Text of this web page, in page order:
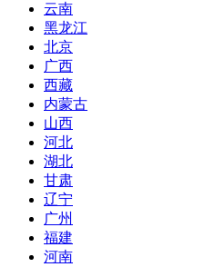
云南
黑龙江
北京
广西
西藏
内蒙古
山西
河北
湖北
甘肃
辽宁
广州
福建
河南